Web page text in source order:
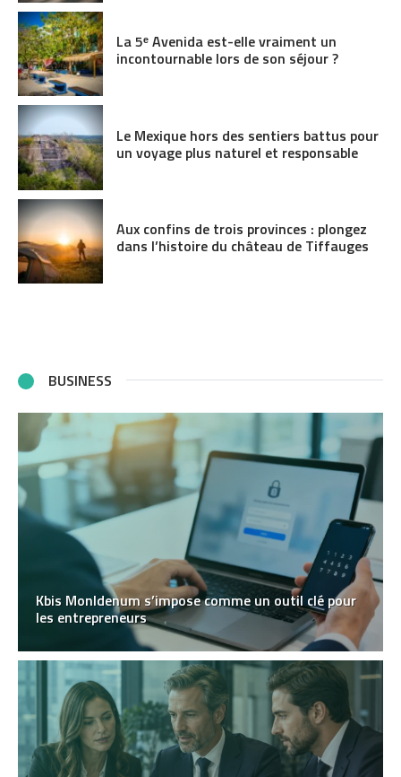
La 5ᵉ Avenida est-elle vraiment un
incontournable lors de son séjour ?
Le Mexique hors des sentiers battus pour
un voyage plus naturel et responsable
Aux confins de trois provinces : plongez
dans l’histoire du château de Tiffauges
BUSINESS
Kbis MonIdenum s’impose comme un outil clé pour
les entrepreneurs